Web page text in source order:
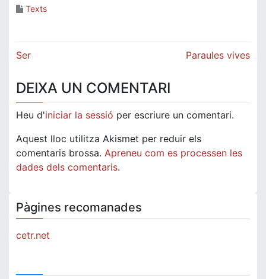
Texts
Navegació
Ser Paraules vives
DEIXA UN COMENTARI
Heu d'iniciar la sessió per escriure un comentari.
Aquest lloc utilitza Akismet per reduir els
comentaris brossa. Apreneu com es processen les
dades dels comentaris.
Pàgines recomanades
cetr.net